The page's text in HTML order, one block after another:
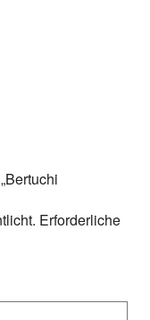
Erforderliche